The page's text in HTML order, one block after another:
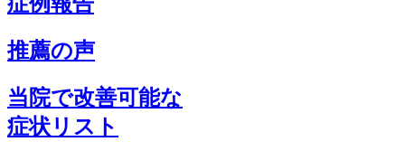
推薦の声
当院で改善可能な
症状リスト